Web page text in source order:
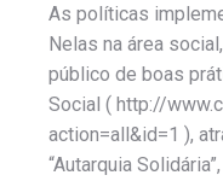
As políticas
Nelas na área
público de boas
Social ( http://
action=all&id=1 ),
“Autarquia